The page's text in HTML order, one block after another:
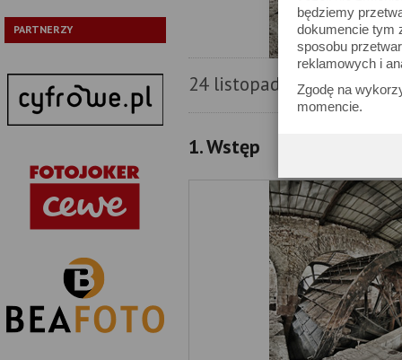
będziemy
dokumencie tym
sposobu
reklamowych i
Zgodę na
momencie.
PARTNERZY
24 listopada 2011
1. Wstęp